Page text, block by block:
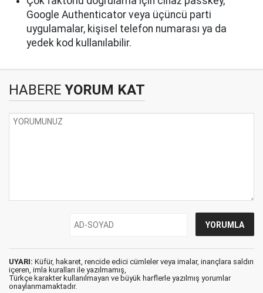
Google Authenticator veya üçüncü parti
uygulamalar, kişisel telefon numarası ya da
yedek kod kullanılabilir.
HABERE YORUM KAT
UYARI: Küfür, hakaret, rencide edici cümleler veya imalar, inançlara saldırı
içeren, imla kuralları ile yazılmamış,
Türkçe karakter kullanılmayan ve büyük harflerle yazılmış yorumlar
onaylanmamaktadır.